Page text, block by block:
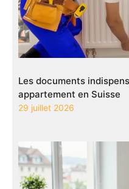
Les documents
appartement en Suisse
29 juillet 2026